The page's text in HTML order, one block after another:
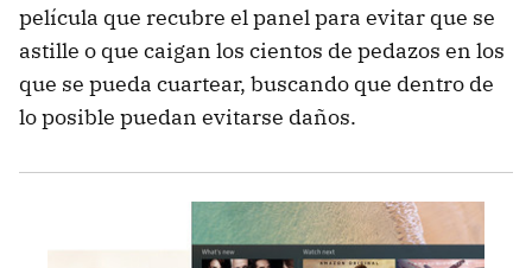
película que recubre el panel para evitar que se
astille o que caigan los cientos de pedazos en los
que se pueda cuartear, buscando que dentro de
lo posible puedan evitarse daños.